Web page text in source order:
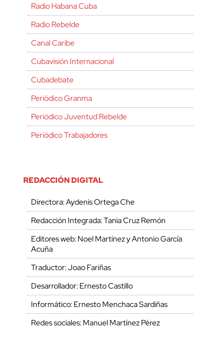
Radio Habana Cuba
Radio Rebelde
Canal Caribe
Cubavisión Internacional
Cubadebate
Periódico Granma
Periódico Juventud Rebelde
Periódico Trabajadores
REDACCIÓN DIGITAL
Directora: Aydenis Ortega Che
Redacción Integrada: Tania Cruz Remón
Editores web: Noel Martínez y Antonio García
Acuña
Traductor: Joao Fariñas
Desarrollador: Ernesto Castillo
Informático: Ernesto Menchaca Sardiñas
Redes sociales: Manuel Martínez Pérez